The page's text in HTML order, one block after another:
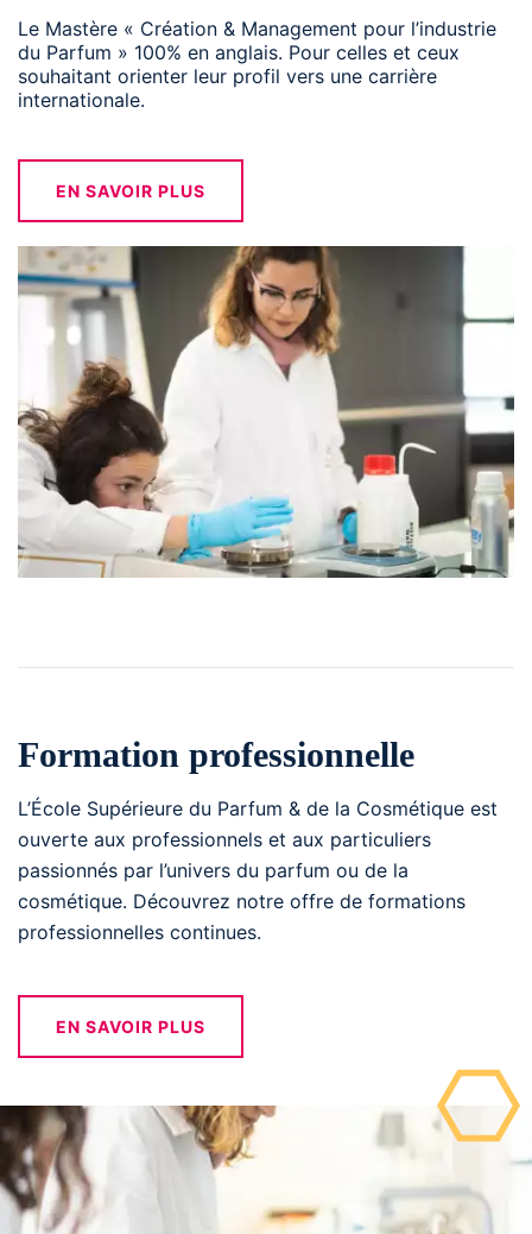
Le Mastère « Création & Management pour l’industrie
du Parfum » 100% en anglais. Pour celles et ceux
souhaitant orienter leur profil vers une carrière
internationale.
EN SAVOIR PLUS
Formation professionnelle
L’École Supérieure du Parfum & de la Cosmétique est
ouverte aux professionnels et aux particuliers
passionnés par l’univers du parfum ou de la
cosmétique. Découvrez notre offre de formations
professionnelles continues.
EN SAVOIR PLUS